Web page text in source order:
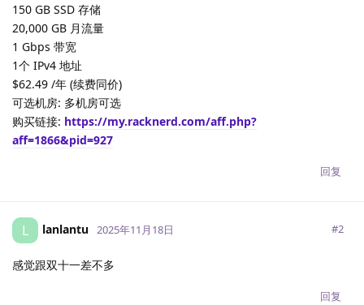
150 GB SSD 存储
20,000 GB 月流量
1 Gbps 带宽
1个 IPv4 地址
$62.49 /年 (续费同价)
可选机房: 多机房可选
购买链接: https://my.racknerd.com/aff.php?
aff=1866&pid=927
回复
L lanlantu 2025年11月18日 #2
感觉跟双十一差不多
回复